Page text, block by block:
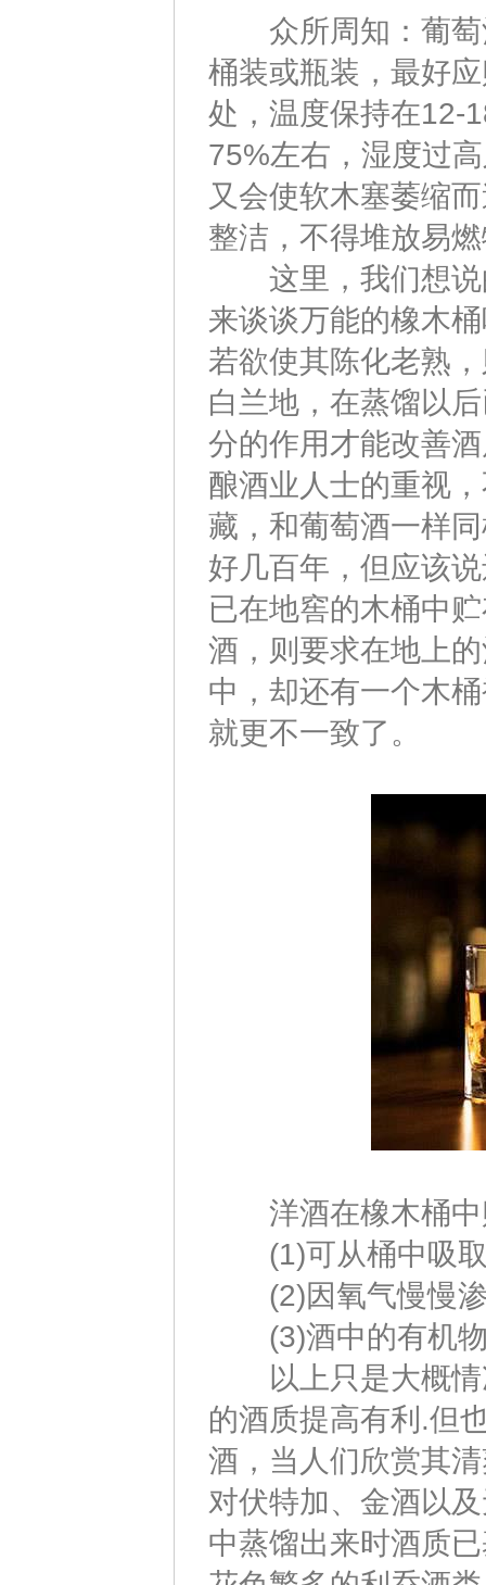
众所周知：葡萄
桶装或瓶装，最好
处，温度保持在12-
75%左右，湿度过
又会使软木塞萎缩
整洁，不得堆放易
这里，我们想说
来谈谈万能的橡木
若欲使其陈化老熟
白兰地，在蒸馏以
分的作用才能改善
酿酒业人士的重视
藏，和葡萄酒一样
好几百年，但应该
已在地窖的木桶中
酒，则要求在地上
中，却还有一个木
就更不一致了。
洋酒在橡木桶中
(1)可从桶中吸取
(2)因氧气慢慢渗
(3)酒中的有机物
以上只是大概情
的酒质提高有利.但
酒，当人们欣赏其
对伏特加、金酒以
中蒸馏出来时酒质